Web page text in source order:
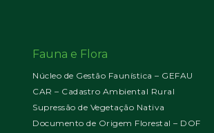
Fauna e Flora
Núcleo de Gestão Faunística – GEFAU
CAR – Cadastro Ambiental Rural
Supressão de Vegetação Nativa
Documento de Origem Florestal – DOF